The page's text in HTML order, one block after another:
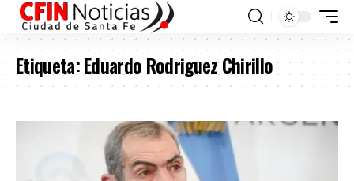
Etiqueta:Eduardo Rodriguez Chirillo